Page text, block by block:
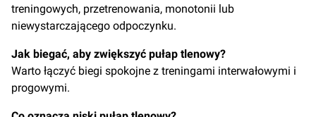
treningowych, przetrenowania, monotonii lub
niewystarczającego odpoczynku.
Jak biegać, aby zwiększyć pułap tlenowy?
Warto łączyć biegi spokojne z treningami interwałowymi i
progowymi.